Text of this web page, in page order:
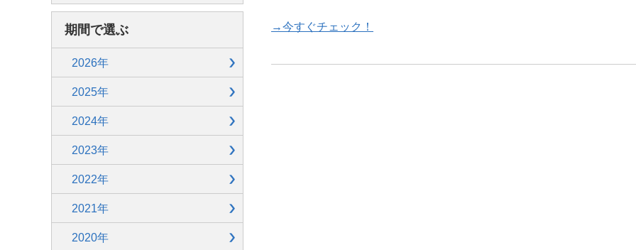
→今すぐチェック！
期間で選ぶ
2026年
2025年
2024年
2023年
2022年
2021年
2020年